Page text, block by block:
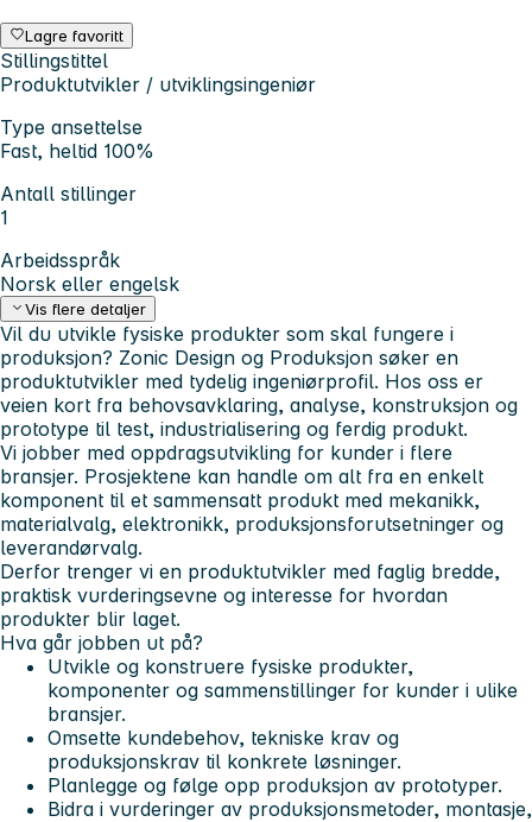
Lagre favoritt
Stillingstittel
Produktutvikler / utviklingsingeniør
Type ansettelse
Fast, heltid 100%
Antall stillinger
1
Arbeidsspråk
Norsk eller engelsk
Vis flere detaljer
Vil du utvikle fysiske produkter som skal fungere i
produksjon? Zonic Design og Produksjon søker en
produktutvikler med tydelig ingeniørprofil. Hos oss er
veien kort fra behovsavklaring, analyse, konstruksjon og
prototype til test, industrialisering og ferdig produkt.
Vi jobber med oppdragsutvikling for kunder i flere
bransjer. Prosjektene kan handle om alt fra en enkelt
komponent til et sammensatt produkt med mekanikk,
materialvalg, elektronikk, produksjonsforutsetninger og
leverandørvalg.
Derfor trenger vi en produktutvikler med faglig bredde,
praktisk vurderingsevne og interesse for hvordan
produkter blir laget.
Hva går jobben ut på?
Utvikle og konstruere fysiske produkter,
komponenter og sammenstillinger for kunder i ulike
bransjer.
Omsette kundebehov, tekniske krav og
produksjonskrav til konkrete løsninger.
Planlegge og følge opp produksjon av prototyper.
Bidra i vurderinger av produksjonsmetoder, montasje,